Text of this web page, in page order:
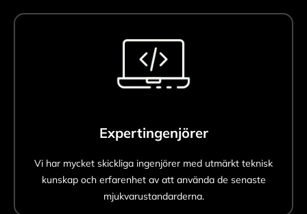
Expertingenjörer
Vi har mycket skickliga ingenjörer med utmärkt teknisk
kunskap och erfarenhet av att använda de senaste
mjukvarustandarderna.